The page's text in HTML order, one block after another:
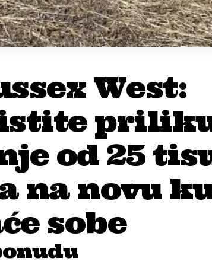
West:
od 25
na novu
sobe